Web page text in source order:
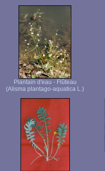
Plantain d'eau - Flûteau
(Alisma plantago-aquatica L.)